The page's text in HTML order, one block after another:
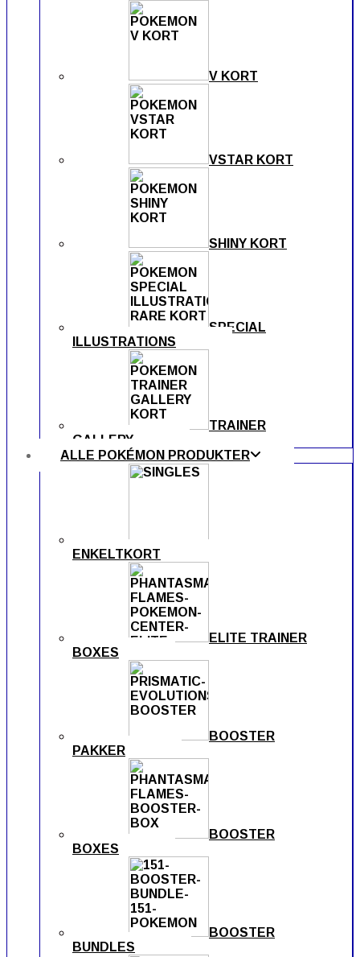
V KORT
VSTAR KORT
SHINY KORT
SPECIAL
ILLUSTRATIONS
TRAINER
GALLERY
ALLE POKÉMON PRODUKTER
ENKELTKORT
ELITE TRAINER
BOXES
BOOSTER
PAKKER
BOOSTER
BOXES
BOOSTER
BUNDLES